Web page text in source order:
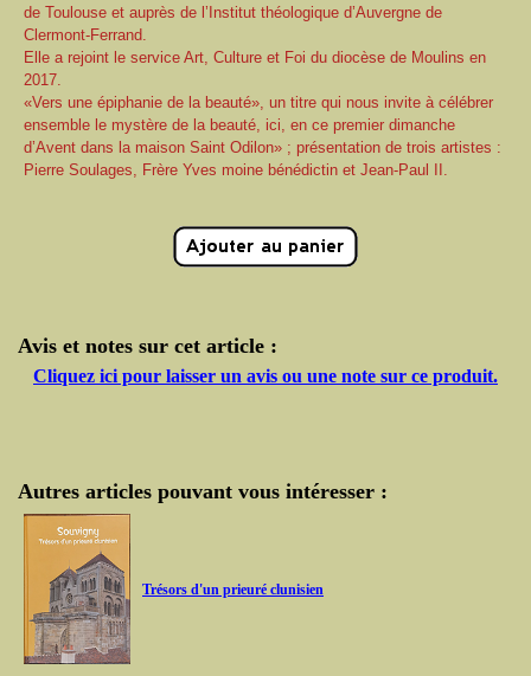
de Toulouse et auprès de l’Institut théologique d’Auvergne de
Clermont-Ferrand.
Elle a rejoint le service Art, Culture et Foi du diocèse de Moulins en
2017.
«Vers une épiphanie de la beauté», un titre qui nous invite à célébrer
ensemble le mystère de la beauté, ici, en ce premier dimanche
d’Avent dans la maison Saint Odilon» ; présentation de trois artistes :
Pierre Soulages, Frère Yves moine bénédictin et Jean-Paul II.
Avis et notes sur cet article :
Cliquez ici pour laisser un avis ou une note sur ce produit.
Autres articles pouvant vous intéresser :
Trésors d'un prieuré clunisien